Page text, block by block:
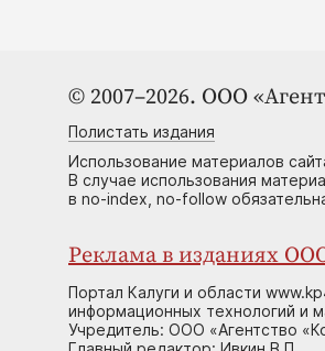
© 2007–2026. ООО
Полистать издания
Использование материалов
В случае использования
в no-index, no-follow
Реклама в изданиях
Портал Калуги и области
информационных технологий и
Учредитель: ООО «Агентство